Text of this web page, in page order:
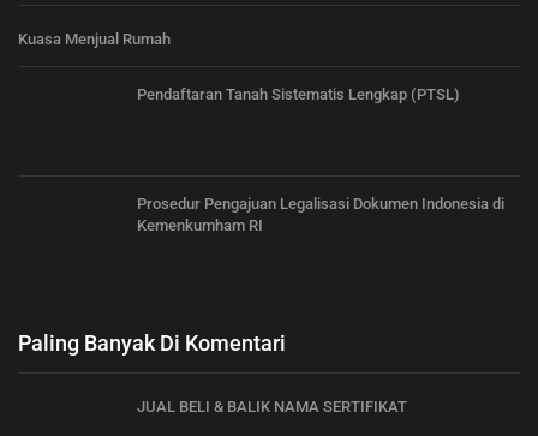
Kuasa Menjual Rumah
Pendaftaran Tanah Sistematis Lengkap (PTSL)
Prosedur Pengajuan Legalisasi Dokumen Indonesia di
Kemenkumham RI
Paling Banyak Di Komentari
JUAL BELI & BALIK NAMA SERTIFIKAT